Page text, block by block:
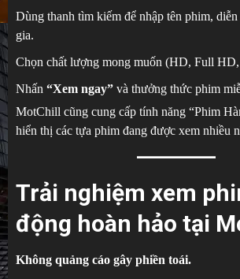
Dùng thanh tìm kiếm để nhập tên phim,
gia.
Chọn chất lượng mong muốn (HD, Full
Nhấn “Xem ngay” và thưởng thức phim
MotChill cũng cung cấp tính năng “Phim
hiển thị các tựa phim đang được xem nhiều
Trải nghiệm xem
động hoàn hảo tại
Không quảng cáo gây phiền toái.